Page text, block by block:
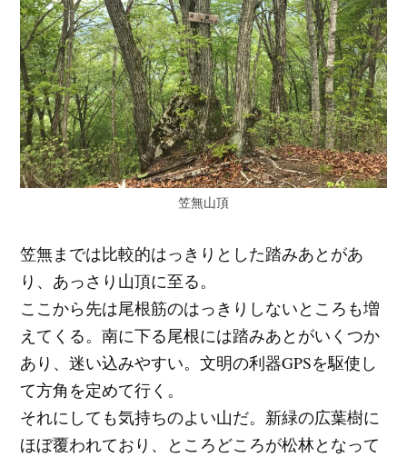
笠無山頂
笠無までは比較的はっきりとした踏みあとがあ
り、あっさり山頂に至る。
ここから先は尾根筋のはっきりしないところも増
えてくる。南に下る尾根には踏みあとがいくつか
あり、迷い込みやすい。文明の利器GPSを駆使し
て方角を定めて行く。
それにしても気持ちのよい山だ。新緑の広葉樹に
ほぼ覆われており、ところどころが松林となって